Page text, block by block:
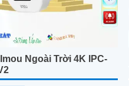
Ngoài Trời 4K IPC-